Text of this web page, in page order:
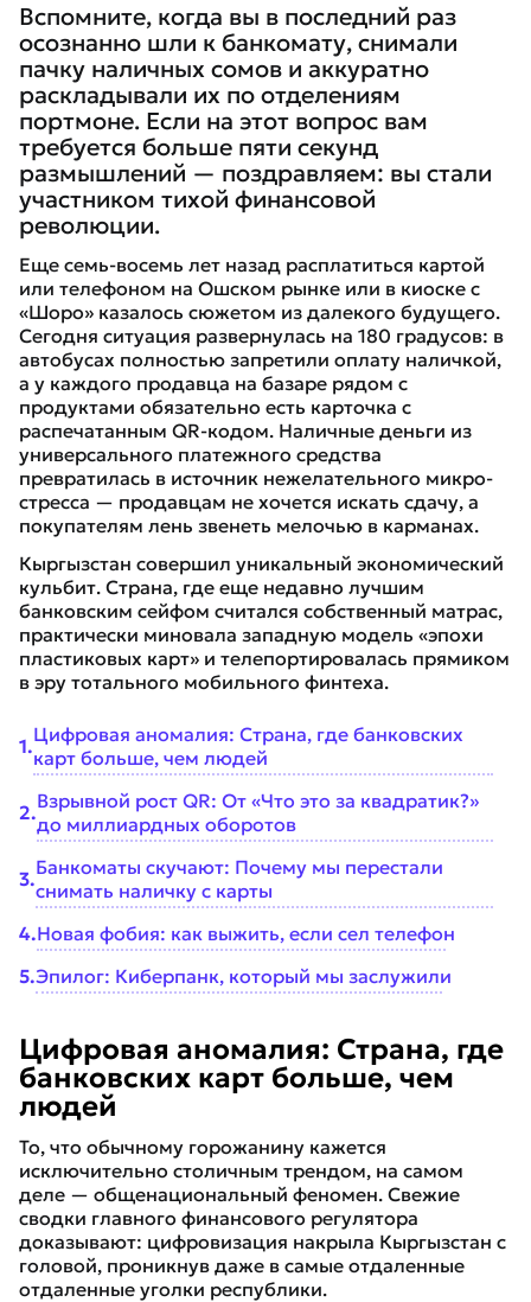
Вспомните, когда вы в последний раз
осознанно шли к банкомату, снимали
пачку наличных сомов и аккуратно
раскладывали их по отделениям
портмоне. Если на этот вопрос вам
требуется больше пяти секунд
размышлений — поздравляем: вы стали
участником тихой финансовой
революции.
Еще семь-восемь лет назад расплатиться картой
или телефоном на Ошском рынке или в киоске с
«Шоро» казалось сюжетом из далекого будущего.
Сегодня ситуация развернулась на 180 градусов: в
автобусах полностью запретили оплату наличкой,
а у каждого продавца на базаре рядом с
продуктами обязательно есть карточка с
распечатанным QR-кодом. Наличные деньги из
универсального платежного средства
превратилась в источник нежелательного микро-
стресса — продавцам не хочется искать сдачу, а
покупателям лень звенеть мелочью в карманах.
Кыргызстан совершил уникальный экономический
кульбит. Страна, где еще недавно лучшим
банковским сейфом считался собственный матрас,
практически миновала западную модель «эпохи
пластиковых карт» и телепортировалась прямиком
в эру тотального мобильного финтеха.
1.Цифровая аномалия: Страна, где банковских
карт больше, чем людей
2.Взрывной рост QR: От «Что это за квадратик?»
до миллиардных оборотов
3.Банкоматы скучают: Почему мы перестали
снимать наличку с карты
4.Новая фобия: как выжить, если сел телефон
5.Эпилог: Киберпанк, который мы заслужили
Цифровая аномалия: Страна, где
банковских карт больше, чем
людей
То, что обычному горожанину кажется
исключительно столичным трендом, на самом
деле — общенациональный феномен. Свежие
сводки главного финансового регулятора
доказывают: цифровизация накрыла Кыргызстан с
головой, проникнув даже в самые отдаленные
отдаленные уголки республики.